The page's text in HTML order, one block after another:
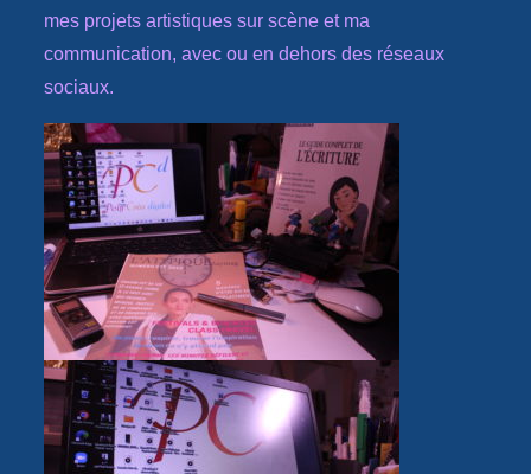
mes projets artistiques sur scène et ma
communication, avec ou en dehors des réseaux
sociaux.